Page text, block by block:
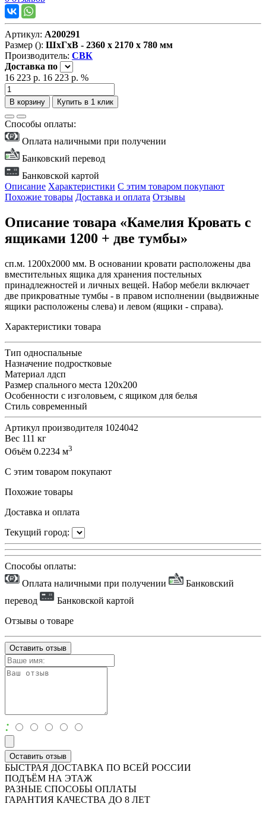
Артикул: А200291
Размер (): ШxГxВ - 2360 x 2170 x 780 мм
Производитель: СВК
Доставка по
16 223 р. 16 223 р. %
В корзину Купить в 1 клик
Способы оплаты:
Оплата наличными при получении
Банковский перевод
Банковской картой
Описание Характеристики С этим товаром покупают
Похожие товары Доставка и оплата Отзывы
Описание товара «Камелия Кровать с
ящиками 1200 + две тумбы»
сп.м. 1200х2000 мм. В основании кровати расположены два
вместительных ящика для хранения постельных
принадлежностей и личных вещей. Набор мебели включает
две прикроватные тумбы - в правом исполнении (выдвижные
ящики расположены слева) и левом (ящики - справа).
Характеристики товара
Тип односпальные
Назначение подростковые
Материал лдсп
Размер спального места 120х200
Особенности с изголовьем, с ящиком для белья
Стиль современный
Артикул производителя 1024042
Вес 111 кг
Объём 0.2234 м3
С этим товаром покупают
Похожие товары
Доставка и оплата
Текущий город:
Способы оплаты:
Оплата наличными при получении
Банковский
перевод
Банковской картой
Отзывы о товаре
Оставить отзыв
:
Оставить отзыв
БЫСТРАЯ ДОСТАВКА ПО ВСЕЙ РОССИИ
ПОДЪЁМ НА ЭТАЖ
РАЗНЫЕ СПОСОБЫ ОПЛАТЫ
ГАРАНТИЯ КАЧЕСТВА ДО 8 ЛЕТ